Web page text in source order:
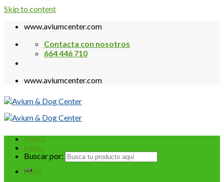
Skip to content
www.aviumcenter.com
Contacta con nosotros
664 446 710
www.aviumcenter.com
Menú
Buscar por:
Inicio
Aves